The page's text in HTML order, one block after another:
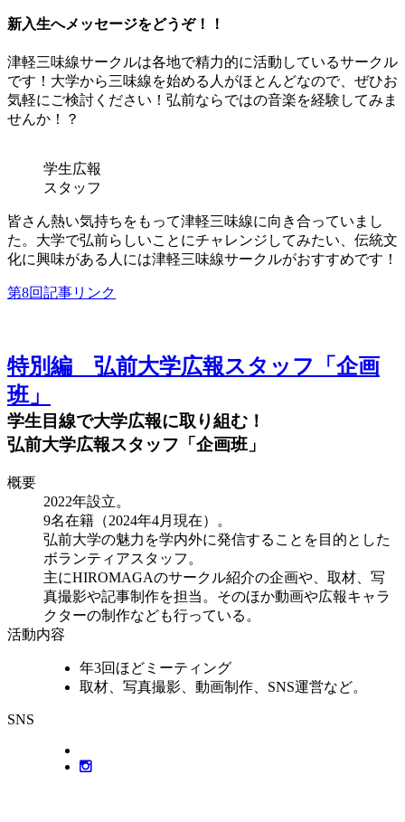
新入生へメッセージをどうぞ！！
津軽三味線サークルは各地で精力的に活動しているサークル
です！大学から三味線を始める人がほとんどなので、ぜひお
気軽にご検討ください！弘前ならではの音楽を経験してみま
せんか！？
学生広報
スタッフ
皆さん熱い気持ちをもって津軽三味線に向き合っていまし
た。大学で弘前らしいことにチャレンジしてみたい、伝統文
化に興味がある人には津軽三味線サークルがおすすめです！
第8回記事リンク
特別編 弘前大学広報スタッフ「企画
班」
学生目線で大学広報に取り組む！
弘前大学広報スタッフ「企画班」
概要
2022年設立。
9名在籍（2024年4月現在）。
弘前大学の魅力を学内外に発信することを目的とした
ボランティアスタッフ。
主にHIROMAGAのサークル紹介の企画や、取材、写
真撮影や記事制作を担当。そのほか動画や広報キャラ
クターの制作なども行っている。
活動内容
年3回ほどミーティング
取材、写真撮影、動画制作、SNS運営など。
SNS